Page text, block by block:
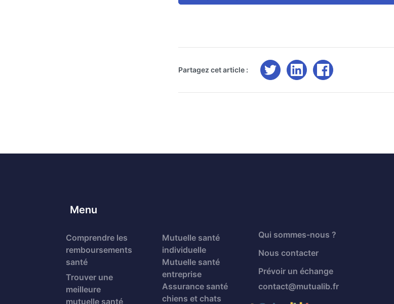
Partagez cet article :
Menu
Comprendre les
remboursements
santé
Trouver une
meilleure
mutuelle santé
Mutuelle santé
individuelle
Mutuelle santé
entreprise
Assurance santé
chiens et chats
Qui sommes-nous ?
Nous contacter
Prévoir un échange
contact@mutualib.fr